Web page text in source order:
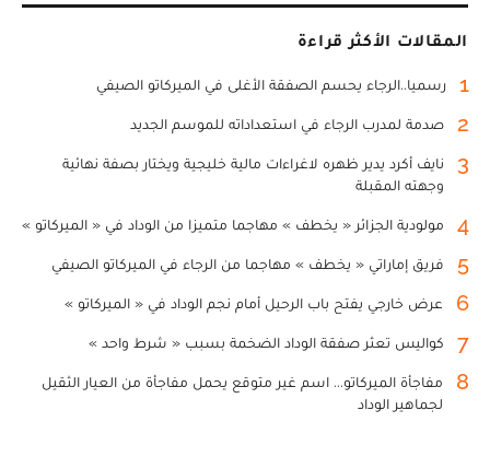
المقالات الأكثر قراءة
1 رسميا..الرجاء يحسم الصفقة الأغلى في الميركاتو الصيفي
2 صدمة لمدرب الرجاء في استعداداته للموسم الجديد
3
نايف أكرد يدير ظهره لاغراءات مالية خليجية ويختار بصفة نهائية
وجهته المقبلة
4 مولودية الجزائر « يخطف » مهاجما متميزا من الوداد في « الميركاتو »
5 فريق إماراتي « يخطف » مهاجما من الرجاء في الميركاتو الصيفي
6 عرض خارجي يفتح باب الرحيل أمام نجم الوداد في « الميركاتو »
7 كواليس تعثر صفقة الوداد الضخمة بسبب « شرط واحد »
8
مفاجأة الميركاتو... اسم غير متوقع يحمل مفاجأة من العيار الثقيل
لجماهير الوداد